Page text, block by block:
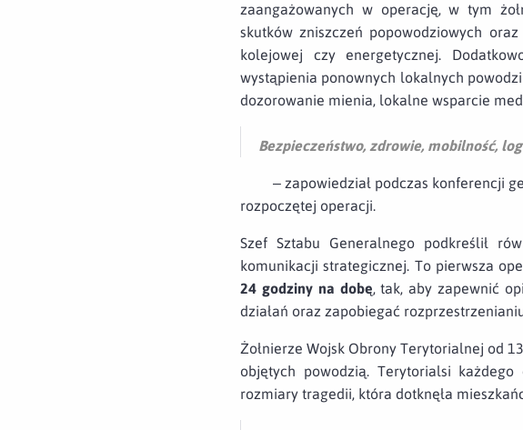
zaangażowanych w operację, w tym
skutków zniszczeń popowodziowych
kolejowej czy energetycznej.
wystąpienia ponownych lokalnych
dozorowanie mienia, lokalne wsparcie
Bezpieczeństwo, zdrowie, mobilność,
– zapowiedział podczas konferencji
rozpoczętej operacji.
Szef Sztabu Generalnego podkreślił
komunikacji strategicznej. To pierwsza
24 godziny na dobę, tak, aby zapewnić
działań oraz zapobiegać
Żołnierze Wojsk Obrony Terytorialnej od
objętych powodzią. Terytorialsi
rozmiary tragedii, która dotknęła